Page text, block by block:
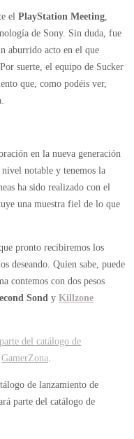
elPlayStation Meeting,
de Sony. Sin duda, fue
aburrido acto en el que
suerte, el equipo de Sucker
que, como podéis ver,
en la nueva generación
notable y tenemos la
ha sido realizado con el
una muestra fiel de lo que
pronto recibiremos los
deseando. Quien sabe, puede
contemos con dos pesos
Sond yKillzone
del catálogo de
GamerZona.
de lanzamiento de
parte del catálogo de